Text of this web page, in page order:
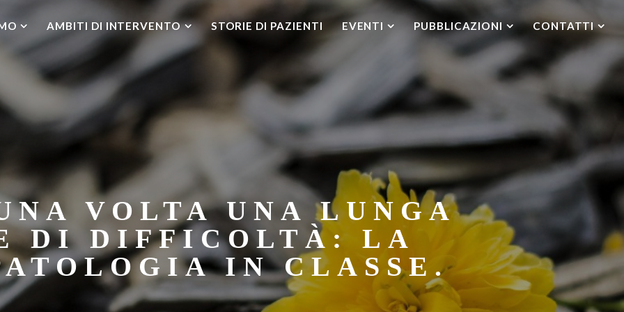
AMBITI DI INTERVENTO STORIE DI PAZIENTI EVENTI PUBBLICAZIONI CONTATTI
VOLTA UNA LUNGA
DI DIFFICOLTÀ: LA
IN CLASSE.